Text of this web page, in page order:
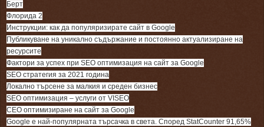
Берт
Флорида 2
Инструкции: как да популяризирате сайт в Google
Публикуване на уникално съдържание и постоянно актуализиране на
ресурсите
Фактори за успех при SEO оптимизация на сайт за Google
SEO стратегия за 2021 година
Локално търсене за малкия и среден бизнес
SEO оптимизация – услуги от VISEO
СЕО оптимизиране на сайт за Google
Google е най-популярната търсачка в света. Според StatCounter 91,65%